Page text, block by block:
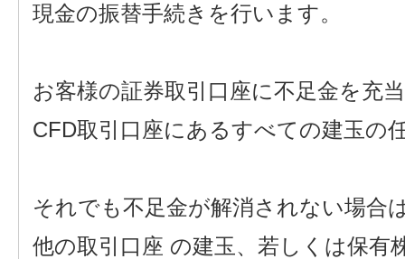
現金の振替手続きを行います。
お客様の証券取引口座に不足金を充
CFD取引口座にあるすべての建玉の
それでも不足金が解消されない場合
他の取引口座 の建玉、若しくは保